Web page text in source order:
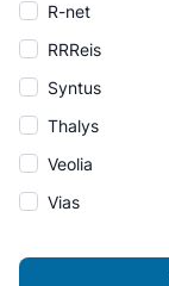
R-net
RRReis
Syntus
Thalys
Veolia
Vias